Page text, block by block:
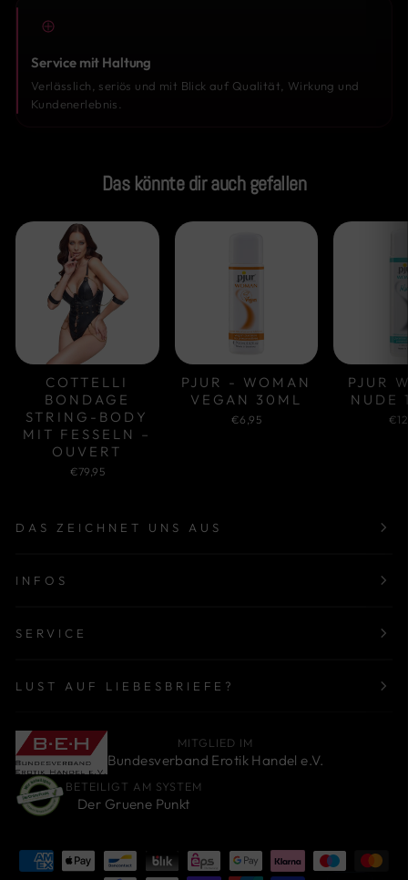
Service mit Haltung
Verlässlich, seriös und mit Blick auf Qualität, Wirkung und
Kundenerlebnis.
Das könnte dir auch gefallen
COTTELLI
BONDAGE
STRING-BODY
MIT FESSELN –
OUVERT
€79,95
PJUR - WOMAN
VEGAN 30ML
€6,95
PJUR
NUDE
DAS ZEICHNET UNS AUS
INFOS
SERVICE
LUST AUF LIEBESBRIEFE?
MITGLIED IM
Bundesverband Erotik Handel e.V.
BETEILIGT AM SYSTEM
Der Gruene Punkt